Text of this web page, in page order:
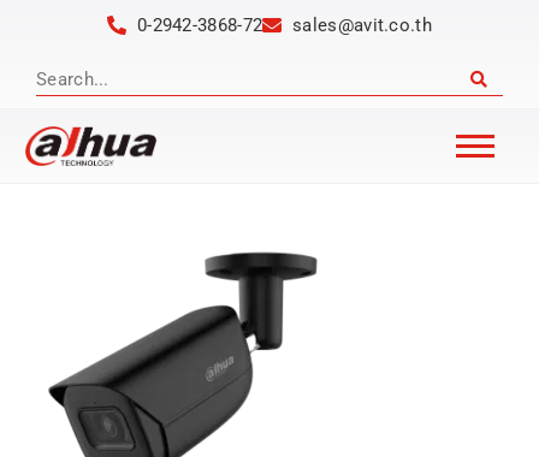
0-2942-3868-72 sales@avit.co.th